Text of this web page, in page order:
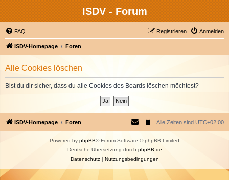
ISDV - Forum
FAQ Anmelden
Registrieren
ISDV-Homepage Foren
Alle Cookies löschen
Bist du dir sicher, dass du alle Cookies des Boards löschen möchtest?
ISDV-Homepage Foren Alle Zeiten sind UTC+02:00
Powered by phpBB® Forum Software © phpBB Limited
Deutsche Übersetzung durch phpBB.de
Datenschutz| Nutzungsbedingungen